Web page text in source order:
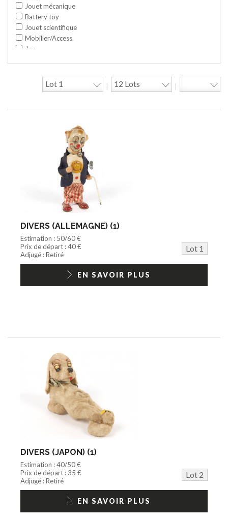
Jouet mécanique
Battery toy
Jouet scientifique
Mobilier/Access.
Jeu
Travaux publics
Jeu construction
Action Figure
Documentation
Playmobil/Lego
Barbie/Big Jim
Jouets Fast Food
Trading cards
1/18ème moderne
DIVERS (ALLEMAGNE) (1)
Estimation : 50/60 €
Prix de départ : 40 €
Lot 1
Adjugé : Retiré
EN SAVOIR PLUS
DIVERS (JAPON) (1)
Estimation : 40/50 €
Prix de départ : 35 €
Lot 2
Adjugé : Retiré
EN SAVOIR PLUS